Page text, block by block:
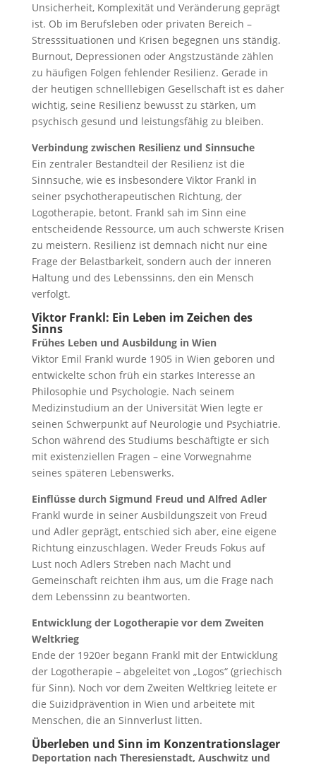
Unsicherheit, Komplexität und Veränderung geprägt
ist. Ob im Berufsleben oder privaten Bereich –
Stresssituationen und Krisen begegnen uns ständig.
Burnout, Depressionen oder Angstzustände zählen
zu häufigen Folgen fehlender Resilienz. Gerade in
der heutigen schnelllebigen Gesellschaft ist es daher
wichtig, seine Resilienz bewusst zu stärken, um
psychisch gesund und leistungsfähig zu bleiben.
Verbindung zwischen Resilienz und Sinnsuche
Ein zentraler Bestandteil der Resilienz ist die
Sinnsuche, wie es insbesondere Viktor Frankl in
seiner psychotherapeutischen Richtung, der
Logotherapie, betont. Frankl sah im Sinn eine
entscheidende Ressource, um auch schwerste Krisen
zu meistern. Resilienz ist demnach nicht nur eine
Frage der Belastbarkeit, sondern auch der inneren
Haltung und des Lebenssinns, den ein Mensch
verfolgt.
Viktor Frankl: Ein Leben im Zeichen des
Sinns
Frühes Leben und Ausbildung in Wien
Viktor Emil Frankl wurde 1905 in Wien geboren und
entwickelte schon früh ein starkes Interesse an
Philosophie und Psychologie. Nach seinem
Medizinstudium an der Universität Wien legte er
seinen Schwerpunkt auf Neurologie und Psychiatrie.
Schon während des Studiums beschäftigte er sich
mit existenziellen Fragen – eine Vorwegnahme
seines späteren Lebenswerks.
Einflüsse durch Sigmund Freud und Alfred Adler
Frankl wurde in seiner Ausbildungszeit von Freud
und Adler geprägt, entschied sich aber, eine eigene
Richtung einzuschlagen. Weder Freuds Fokus auf
Lust noch Adlers Streben nach Macht und
Gemeinschaft reichten ihm aus, um die Frage nach
dem Lebenssinn zu beantworten.
Entwicklung der Logotherapie vor dem Zweiten
Weltkrieg
Ende der 1920er begann Frankl mit der Entwicklung
der Logotherapie – abgeleitet von „Logos“ (griechisch
für Sinn). Noch vor dem Zweiten Weltkrieg leitete er
die Suizidprävention in Wien und arbeitete mit
Menschen, die an Sinnverlust litten.
Überleben und Sinn im Konzentrationslager
Deportation nach Theresienstadt, Auschwitz und